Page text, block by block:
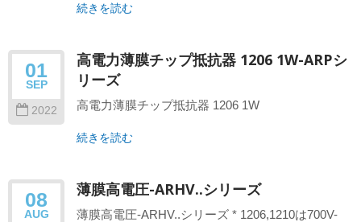
続きを読む
01
SEP
2022
高電力薄膜チップ抵抗器 1206 1W-ARPシ
リーズ
高電力薄膜チップ抵抗器 1206 1W
続きを読む
08
AUG
薄膜高電圧-ARHV..シリーズ
薄膜高電圧-ARHV..シリーズ * 1206,1210は700V-